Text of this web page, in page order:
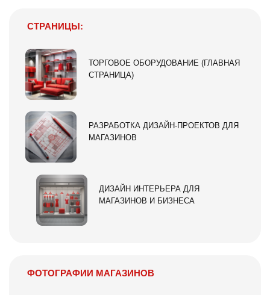
СТРАНИЦЫ:
ТОРГОВОЕ ОБОРУДОВАНИЕ (ГЛАВНАЯ
СТРАНИЦА)
РАЗРАБОТКА ДИЗАЙН-ПРОЕКТОВ ДЛЯ
МАГАЗИНОВ
ДИЗАЙН ИНТЕРЬЕРА ДЛЯ
МАГАЗИНОВ И БИЗНЕСА
ФОТОГРАФИИ МАГАЗИНОВ